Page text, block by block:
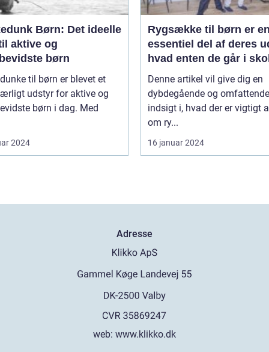
Børn: Det ideelle
aktive og
børn
til børn er blevet et
udstyr for aktive og
børn i dag. Med
2024
Rygsække til børn er
essentiel del af deres
hvad enten de går i
deltager i udflugter
rejser
Denne artikel vil give dig en
dybdegående og omfattende
indsigt i, hvad der er vigtigt
om ry...
16 januar 2024
Adresse
web: www.klikko.dk